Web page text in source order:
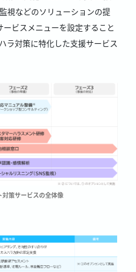
視などのソリューションの提
ビスメニューを設定すること
ラ対策に特化した支援サービス
策サービスの全体像